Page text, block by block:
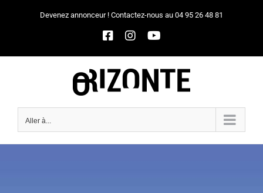
Devenez annonceur ! Contactez-nous au 04 95 26 48 81
Facebook
InstagramYouTube
Aller à...